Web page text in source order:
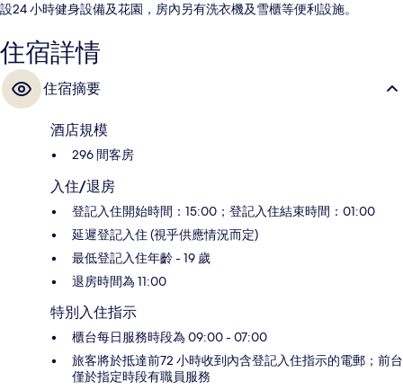
設24 小時健身設備及花園，房內另有洗衣機及雪櫃等便利設施。
住宿詳情
住宿摘要
酒店規模
296 間客房
入住/退房
登記入住開始時間：15:00；登記入住結束時間：01:00
延遲登記入住 (視乎供應情況而定)
最低登記入住年齡 - 19 歲
退房時間為 11:00
特別入住指示
櫃台每日服務時段為 09:00 - 07:00
旅客將於抵達前72 小時收到內含登記入住指示的電郵；前台
僅於指定時段有職員服務